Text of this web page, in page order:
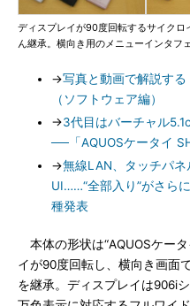
ディスプレイが90度回転するサイクロ
ん継承。横向き用のメニューインタフ
→写真と動画で解説する
（ソフトウェア編）
→3代目はバーチャル
──「AQUOSケータイ
→無線LAN、タッチパ
UI……“全部入り”がさら
種発表
本体の形状は“AQUOSケー
イが90度回転し、横向き画面
を継承。ディスプレイは906i